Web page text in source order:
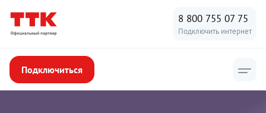
8 800 755 07 75
Подключить интернет
Подключиться